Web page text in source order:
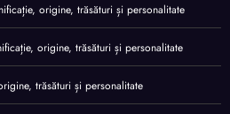
origine, trăsături și personalitate
origine, trăsături și personalitate
trăsături și personalitate